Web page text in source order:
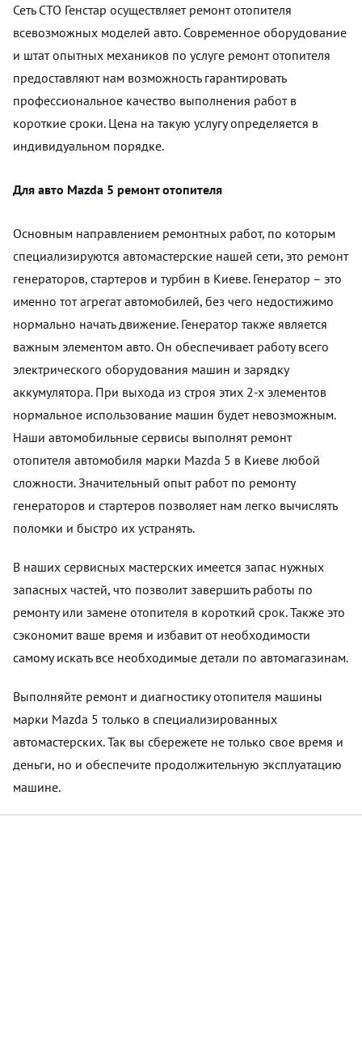
Сеть СТО Генстар осуществляет ремонт отопителя
всевозможных моделей авто. Современное оборудование
и штат опытных механиков по услуге ремонт отопителя
предоставляют нам возможность гарантировать
профессиональное качество выполнения работ в
короткие сроки. Цена на такую услугу определяется в
индивидуальном порядке.
Для авто Mazda 5 ремонт отопителя
Основным направлением ремонтных работ, по которым
специализируются автомастерские нашей сети, это ремонт
генераторов, стартеров и турбин в Киеве. Генератор – это
именно тот агрегат автомобилей, без чего недостижимо
нормально начать движение. Генератор также является
важным элементом авто. Он обеспечивает работу всего
электрического оборудования машин и зарядку
аккумулятора. При выхода из строя этих 2-х элементов
нормальное использование машин будет невозможным.
Наши автомобильные сервисы выполнят ремонт
отопителя автомобиля марки Mazda 5 в Киеве любой
сложности. Значительный опыт работ по ремонту
генераторов и стартеров позволяет нам легко вычислять
поломки и быстро их устранять.
В наших сервисных мастерских имеется запас нужных
запасных частей, что позволит завершить работы по
ремонту или замене отопителя в короткий срок. Также это
сэкономит ваше время и избавит от необходимости
самому искать все необходимые детали по автомагазинам.
Выполняйте ремонт и диагностику отопителя машины
марки Mazda 5 только в специализированных
автомастерских. Так вы сбережете не только свое время и
деньги, но и обеспечите продолжительную эксплуатацию
машине.